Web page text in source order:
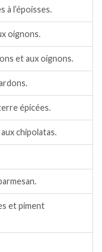
à l’époisses.
oignons.
et aux oignons.
épicées.
chipolatas.
et piment